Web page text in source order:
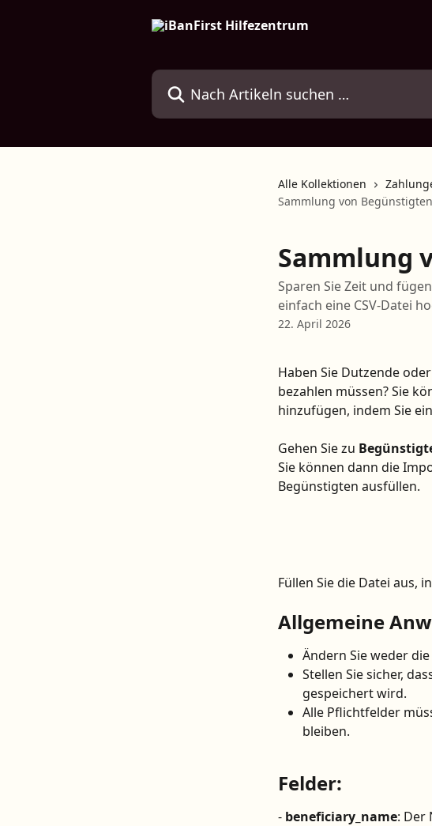
Nach Artikeln suchen …
Alle Kollektionen
Sammlung von
Sammlung
Sparen Sie Zeit und
einfach eine CSV-Datei
22. April 2026
Haben Sie Dutzende
bezahlen müssen? Sie
hinzufügen, indem Sie
Gehen Sie zu
Sie können dann die
Begünstigten ausfüllen.
Füllen Sie die Datei aus,
Allgemeine
Ändern Sie weder
Stellen Sie sicher,
gespeichert wird.
Alle Pflichtfelder
bleiben.
Felder:
- beneficiary_name: Der